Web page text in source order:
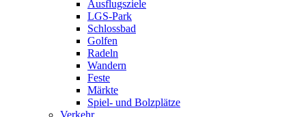
Ausflugsziele
LGS-Park
Schlossbad
Golfen
Radeln
Wandern
Feste
Märkte
Spiel- und Bolzplätze
Verkehr